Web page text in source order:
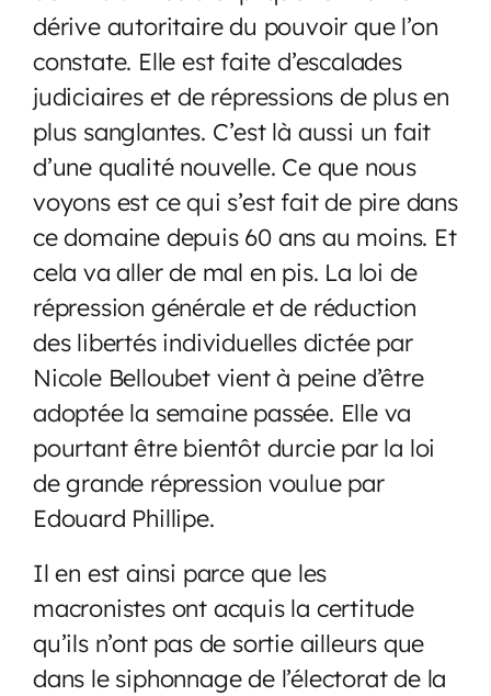
dérive autoritaire du pouvoir que l’on
constate. Elle est faite d’escalades
judiciaires et de répressions de plus en
plus sanglantes. C’est là aussi un fait
d’une qualité nouvelle. Ce que nous
voyons est ce qui s’est fait de pire dans
ce domaine depuis 60 ans au moins. Et
cela va aller de mal en pis. La loi de
répression générale et de réduction
des libertés individuelles dictée par
Nicole Belloubet vient à peine d’être
adoptée la semaine passée. Elle va
pourtant être bientôt durcie par la loi
de grande répression voulue par
Edouard Phillipe.
Il en est ainsi parce que les
macronistes ont acquis la certitude
qu’ils n’ont pas de sortie ailleurs que
dans le siphonnage de l’électorat de la